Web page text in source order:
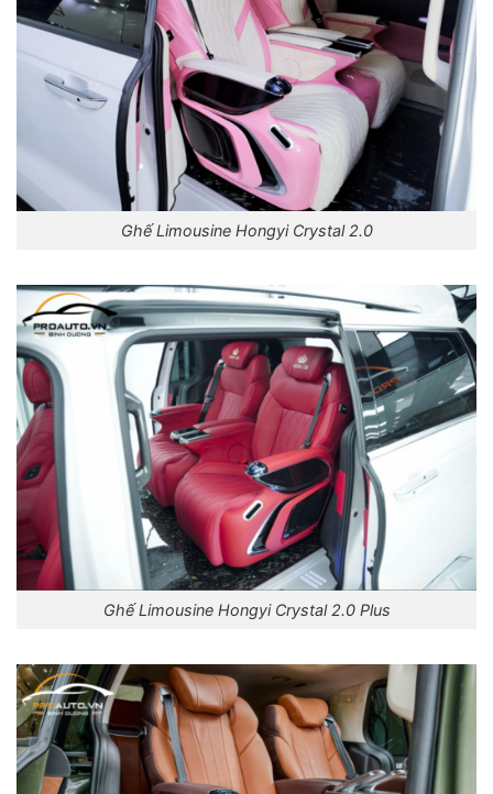
Ghế Limousine Hongyi Crystal 2.0
Ghế Limousine Hongyi Crystal 2.0 Plus